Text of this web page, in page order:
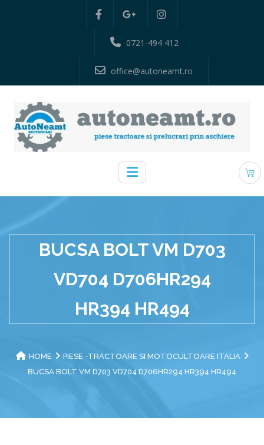
0721-494 412
office@autoneamt.ro
BUCSA BOLT VM D703
VD704 D706HR294
HR394 HR494
HOME
PIESE -TRACTOARE SI MOTOCULTOARE ITALIA
BUCSA BOLT VM D703 VD704 D706HR294 HR394 HR494